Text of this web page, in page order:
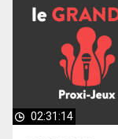
02:31:14